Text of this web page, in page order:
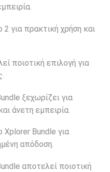
για πρακτική χρήση και
ποιοτική επιλογή για
ξεχωρίζει για
άνετη εμπειρία.
Xplorer Bundle για
απόδοση.
αποτελεί ποιοτική